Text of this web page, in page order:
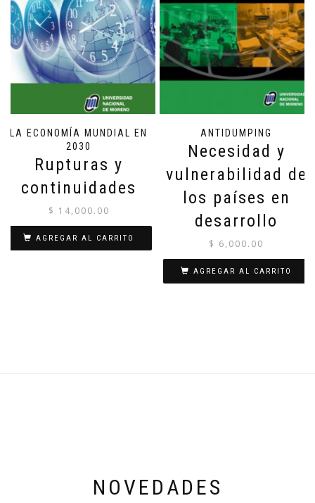
LA ECONOMÍA MUNDIAL EN
2030
Rupturas y
continuidades
$ 14,000.00
AGREGAR AL CARRITO
ANTIDUMPING
Necesidad y
vulnerabilidad de
los países en
desarrollo
$ 6,000.00
AGREGAR AL CARRITO
NOVEDADES